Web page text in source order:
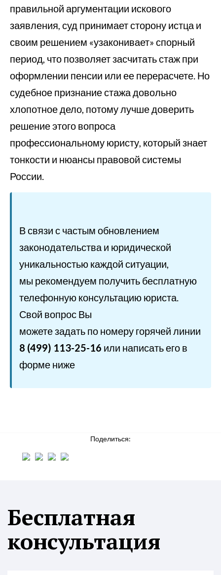
правильной аргументации искового
заявления, суд принимает сторону истца и
своим решением «узаконивает» спорный
период, что позволяет засчитать стаж при
оформлении пенсии или ее перерасчете. Но
судебное признание стажа довольно
хлопотное дело, потому лучше доверить
решение этого вопроса
профессиональному юристу, который знает
тонкости и нюансы правовой системы
России.
В связи с частым обновлением
законодательства и юридической
уникальностью каждой ситуации,
мы рекомендуем получить бесплатную
телефонную консультацию юриста.
Свой вопрос Вы
можете задать по номеру горячей линии
8 (499) 113-25-16 или написать его в
форме ниже
Поделиться:
Бесплатная
консультация